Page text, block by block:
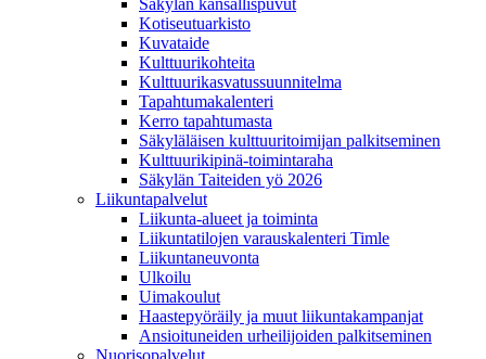
Säkylän kansallispuvut
Kotiseutuarkisto
Kuvataide
Kulttuurikohteita
Kulttuurikasvatussuunnitelma
Tapahtumakalenteri
Kerro tapahtumasta
Säkyläläisen kulttuuritoimijan palkitseminen
Kulttuurikipinä-toimintaraha
Säkylän Taiteiden yö 2026
Liikuntapalvelut
Liikunta-alueet ja toiminta
Liikuntatilojen varauskalenteri Timle
Liikuntaneuvonta
Ulkoilu
Uimakoulut
Haastepyöräily ja muut liikuntakampanjat
Ansioituneiden urheilijoiden palkitseminen
Nuorisopalvelut